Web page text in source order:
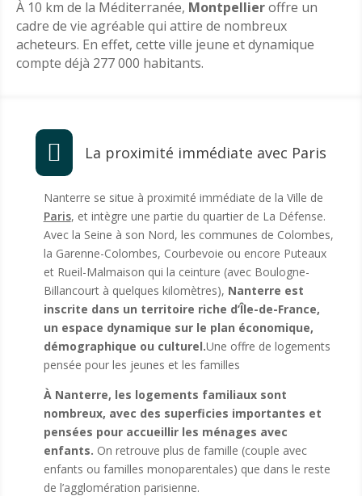
À 10 km de la Méditerranée, Montpellieroffre un
cadre de vie agréable qui attire de nombreux
acheteurs. En effet, cette ville jeune et dynamique
compte déjà 277 000 habitants.
 La proximité immédiate avec Paris
Nanterre se situe à proximité immédiate de la Ville de
Paris, et intègre une partie du quartier de La Défense.
Avec la Seine à son Nord, les communes de Colombes,
la Garenne-Colombes, Courbevoie ou encore Puteaux
et Rueil-Malmaison qui la ceinture (avec Boulogne-
Billancourt à quelques kilomètres), Nanterre est
inscrite dans un territoire riche d’Île-de-France,
un espace dynamique sur le plan économique,
démographique ou culturel.Une offre de logements
pensée pour les jeunes et les familles
À Nanterre, les logements familiaux sont
nombreux, avec des superficies importantes et
pensées pour accueillir les ménages avec
enfants. On retrouve plus de famille (couple avec
enfants ou familles monoparentales) que dans le reste
de l’agglomération parisienne.